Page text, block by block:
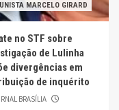
MARCELO GIRARD
no STF sobre
de Lulinha
divergências em
de inquérito
BRASÍLIA